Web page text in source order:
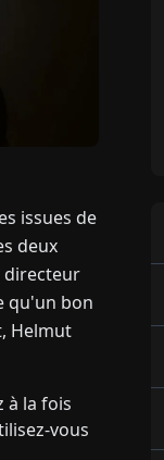
issues de
deux
directeur
qu'un bon
Helmut
à la fois
vous